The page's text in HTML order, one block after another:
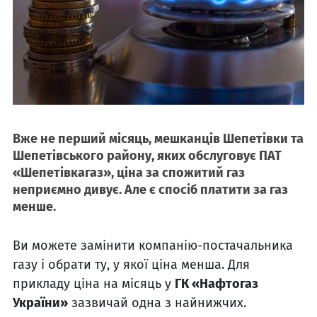
Вже не перший місяць, мешканців Шепетівки та
Шепетівського району, яких обслуговує ПАТ
«Шепетівкагаз», ціна за спожитий газ
неприємно дивує. Але є спосіб платити за газ
менше.
Ви можете замінити компанію-постачальника
газу і обрати ту, у якої ціна менша. Для
прикладу ціна на місяць у ГК «Нафтогаз
України» зазвичай одна з найнижчих.